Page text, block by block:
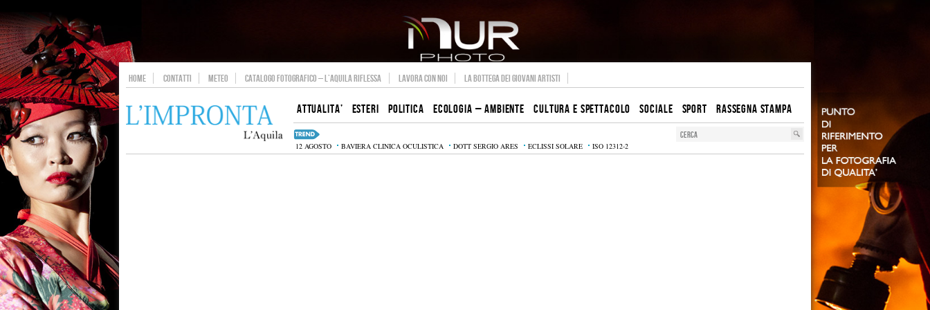
HOME CONTATTI METEO CATALOGO FOTOGRAFICO – L’AQUILA RIFLESSA LAVORA CON NOI LA BOTTEGA DEI GIOVANI ARTISTI
ATTUALITA’ ESTERI POLITICA ECOLOGIA – AMBIENTE CULTURA E SPETTACOLO SOCIALE SPORT RASSEGNA STAMPA
12 AGOSTO BAVIERA CLINICA OCULISTICA DOTT SERGIO ARES ECLISSI SOLARE ISO 12312-2